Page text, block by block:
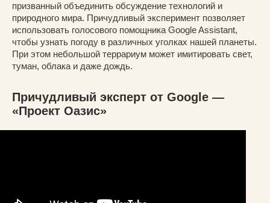
призванный объединить обсуждение технологий и
природного мира. Причудливый эксперимент позволяет
использовать голосового помощника Google Assistant,
чтобы узнать погоду в различных уголках нашей планеты.
При этом небольшой террариум может имитировать свет,
туман, облака и даже дождь.
Причудливый эксперт от Google —
«Проект Оазис»